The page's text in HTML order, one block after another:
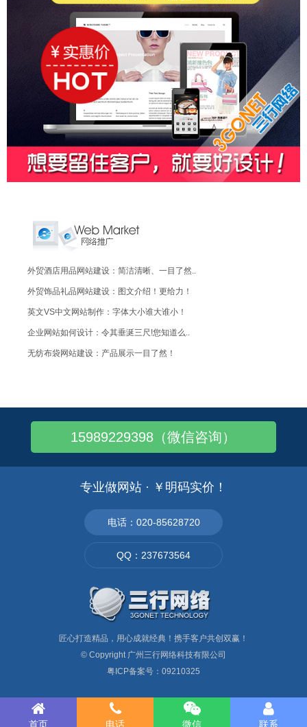
外贸酒店用品网站建设：简洁清晰、一目了然..
外贸饰品礼品网站建设：图文介绍！更给力！
英文VS中文网站制作：字体大小谁大谁小！
企业网站如何设计：令其垂涎三尺!您知道么..
无纺布袋网站建设：产品展示一目了然！
广州花卉批发市场的地址在哪,芳村比较多
广州哪里可以订做毛公仔?在什么地方
广州天河区有哪些电脑城?《广州电脑城大全..
15989229398（微信咨询）
专业做网站 · ￥明码实价！
电话：020-85628720
QQ：237673564
匠心打造精品，用心成就经典！携手客户共创双赢！
© Copyright 广州三行网络科技有限公司
粤ICP备案号：09210325
首页 电话 微信 联系